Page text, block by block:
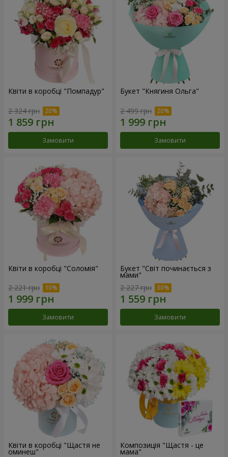
Квіти в коробці "Помпадур"
2 324 грн
Замовити
Букет "Княгиня Ольга"
2 499 грн
Замовити
Квіти в коробці "Соломія"
2 221 грн
Замовити
Букет "Світ починається з
мами"
2 227 грн
Замовити
Квіти в коробці "Щастя не
оминеш"
Композиція "Щастя - це
мама"